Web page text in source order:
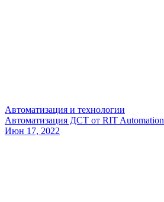
Автоматизация и технологии
Автоматизация ДСТ от RIT Automation
Июн 17, 2022